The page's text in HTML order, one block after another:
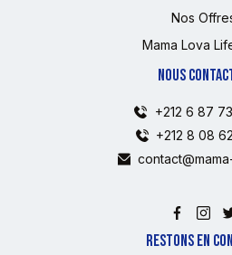
Nos
Mama Lova
NOUS
+212 6 87
+212 8 08
RESTONS EN